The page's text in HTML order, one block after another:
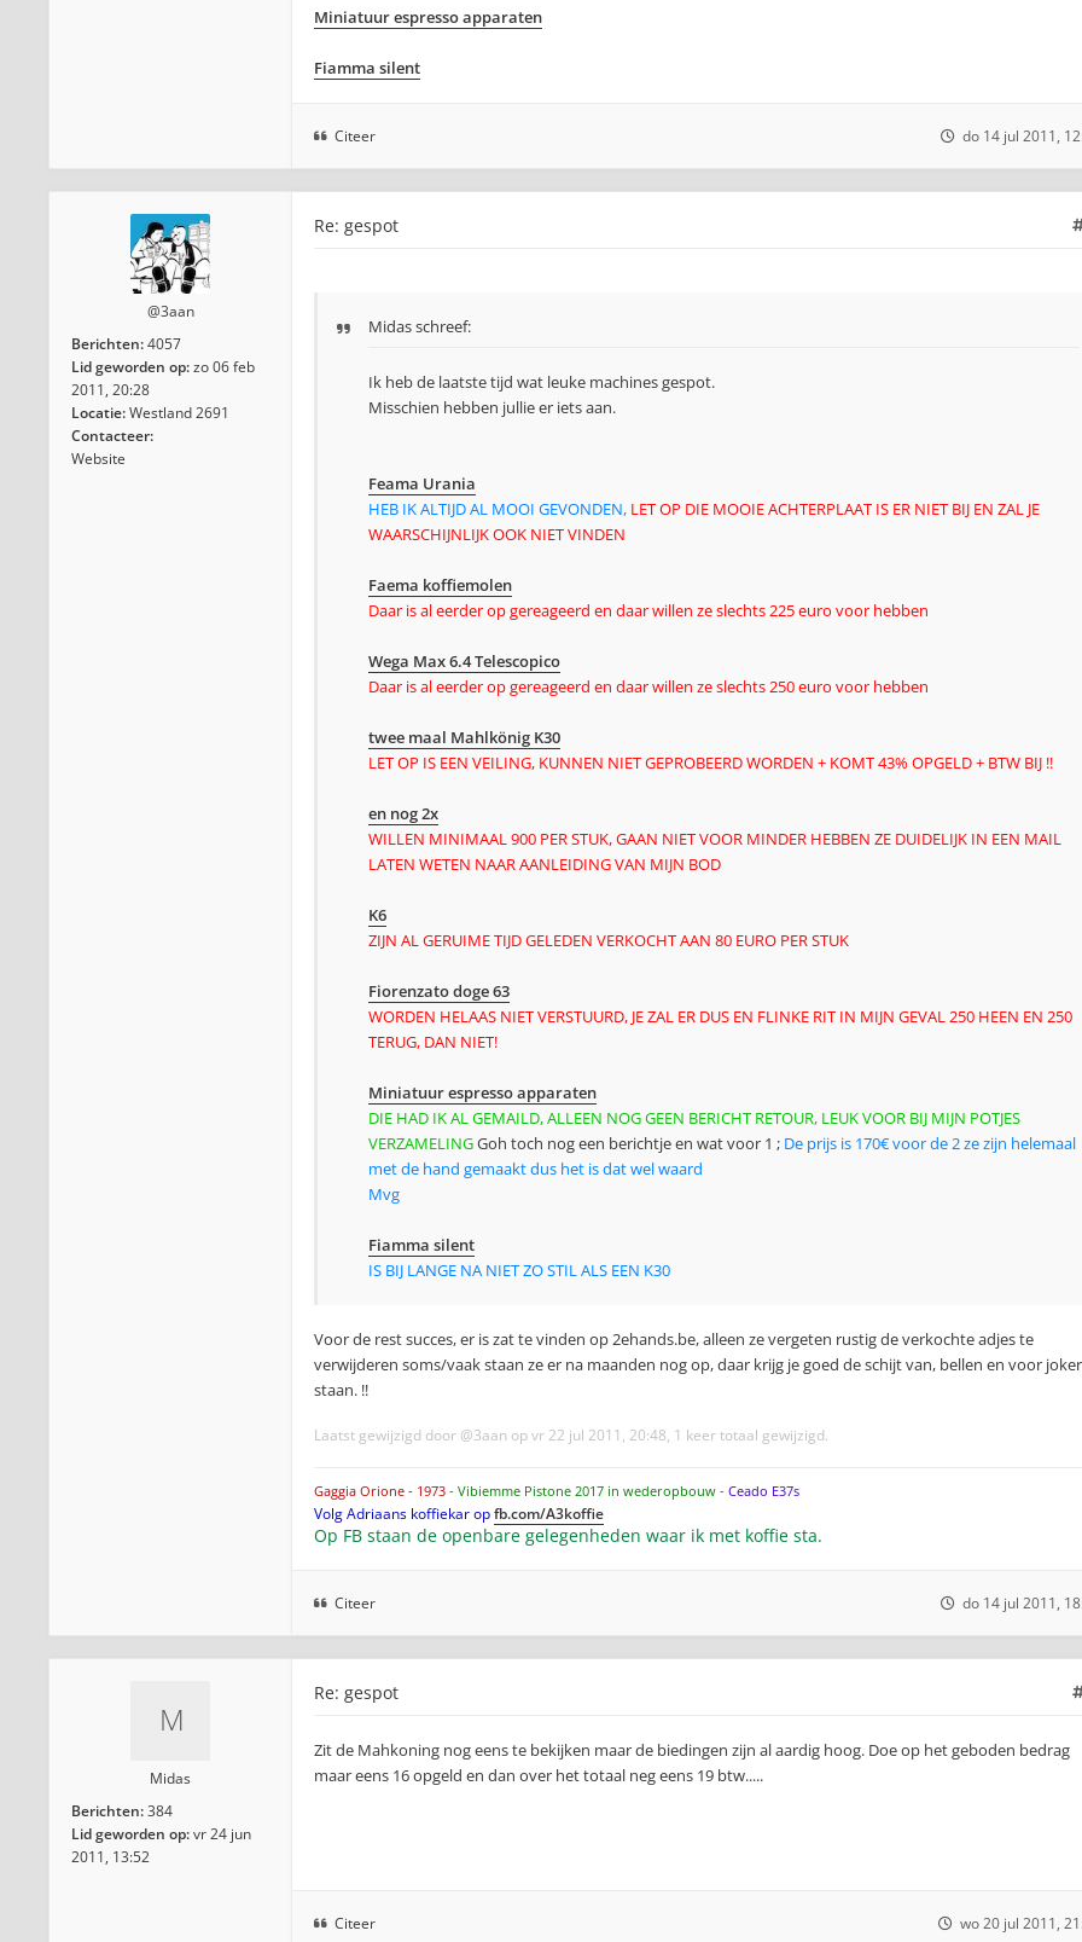
Miniatuur espresso apparaten
Fiamma silent
Citeer do 14 jul 2011,
@3aan
Berichten:4057
Lid geworden op:zo 06 feb
2011, 20:28
Locatie:Westland 2691
Contacteer:
Website
Re: gespot
Midas schreef:
Ik heb de laatste tijd wat leuke machines gespot.
Misschien hebben jullie er iets aan.
Feama Urania
HEB IK ALTIJD AL MOOI GEVONDEN, LET OP DIE MOOIE ACHTERPLAAT IS ER NIET BIJ EN ZAL JE
WAARSCHIJNLIJK OOK NIET VINDEN
Faema koffiemolen
Daar is al eerder op gereageerd en daar willen ze slechts 225 euro voor hebben
Wega Max 6.4 Telescopico
Daar is al eerder op gereageerd en daar willen ze slechts 250 euro voor hebben
twee maal Mahlkönig K30
LET OP IS EEN VEILING, KUNNEN NIET GEPROBEERD WORDEN + KOMT 43% OPGELD + BTW BIJ !!
en nog 2x
WILLEN MINIMAAL 900 PER STUK, GAAN NIET VOOR MINDER HEBBEN ZE DUIDELIJK IN EEN MAIL
LATEN WETEN NAAR AANLEIDING VAN MIJN BOD
K6
ZIJN AL GERUIME TIJD GELEDEN VERKOCHT AAN 80 EURO PER STUK
Fiorenzato doge 63
WORDEN HELAAS NIET VERSTUURD, JE ZAL ER DUS EN FLINKE RIT IN MIJN GEVAL 250 HEEN EN 250
TERUG, DAN NIET!
Miniatuur espresso apparaten
DIE HAD IK AL GEMAILD, ALLEEN NOG GEEN BERICHT RETOUR, LEUK VOOR BIJ MIJN POTJES
VERZAMELINGGoh toch nog een berichtje en wat voor 1 ; De prijs is 170€ voor de 2 ze zijn helemaal
met de hand gemaakt dus het is dat wel waard
Mvg
Fiamma silent
IS BIJ LANGE NA NIET ZO STIL ALS EEN K30
Voor de rest succes, er is zat te vinden op 2ehands.be, alleen ze vergeten rustig de verkochte adjes te
verwijderen soms/vaak staan ze er na maanden nog op, daar krijg je goed de schijt van, bellen en voor joker
staan. !!
Laatst gewijzigd door @3aan op vr 22 jul 2011, 20:48, 1 keer totaal gewijzigd.
Gaggia Orione - 1973 - Vibiemme Pistone 2017 in wederopbouw - Ceado E37s
Volg Adriaans koffiekar opfb.com/A3koffie
Op FB staan de openbare gelegenheden waar ik met koffie sta.
Citeer do 14 jul 2011,
Midas
Berichten:384
Lid geworden op:vr 24 jun
2011, 13:52
Re: gespot
Zit de Mahkoning nog eens te bekijken maar de biedingen zijn al aardig hoog. Doe op het geboden bedrag
maar eens 16 opgeld en dan over het totaal neg eens 19 btw.....
Citeer wo 20 jul 2011,